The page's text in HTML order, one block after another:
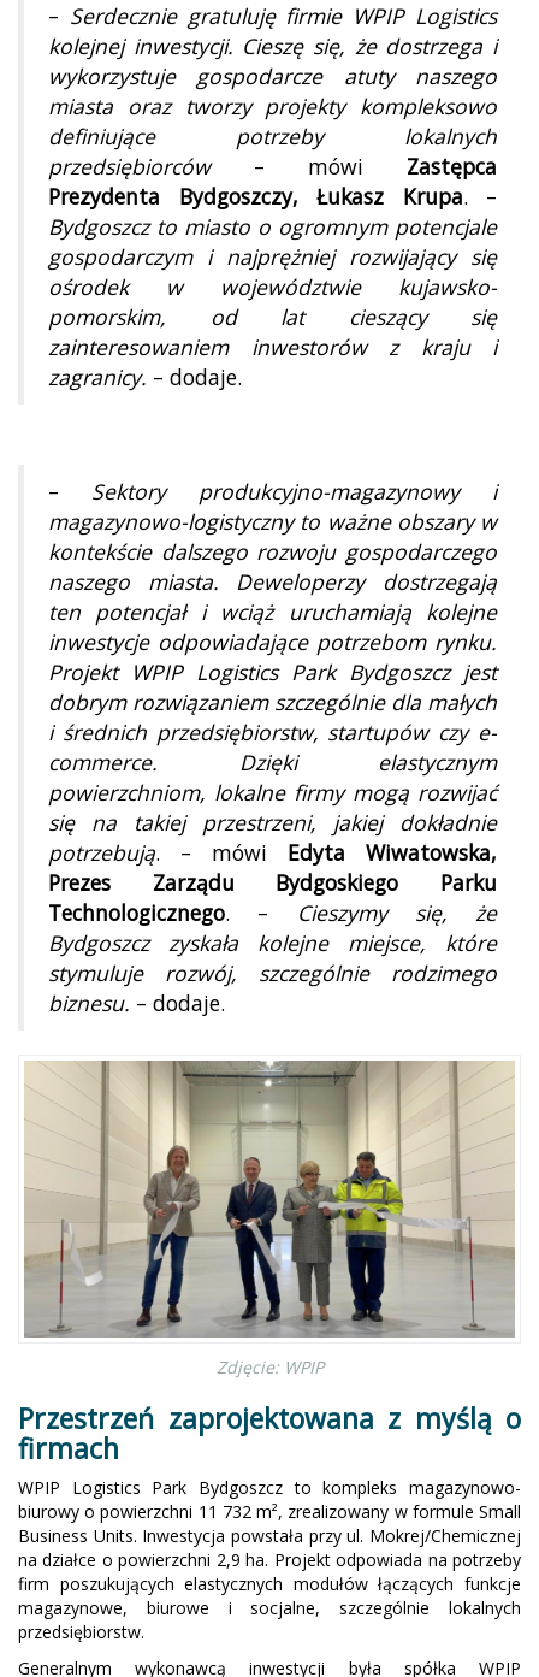
– Serdecznie gratuluję firmie WPIP Logistics
kolejnej inwestycji. Cieszę się, że dostrzega i
wykorzystuje gospodarcze atuty naszego
miasta oraz tworzy projekty kompleksowo
definiujące potrzeby lokalnych
przedsiębiorców– mówi Zastępca
Prezydenta Bydgoszczy, Łukasz Krupa. –
Bydgoszcz to miasto o ogromnym potencjale
gospodarczym i najprężniej rozwijający się
ośrodek w województwie kujawsko-
pomorskim, od lat cieszący się
zainteresowaniem inwestorów z kraju i
zagranicy. – dodaje.
– Sektory produkcyjno-magazynowy i
magazynowo-logistyczny to ważne obszary w
kontekście dalszego rozwoju gospodarczego
naszego miasta. Deweloperzy dostrzegają
ten potencjał i wciąż uruchamiają kolejne
inwestycje odpowiadające potrzebom rynku.
Projekt WPIP Logistics Park Bydgoszcz jest
dobrym rozwiązaniem szczególnie dla małych
i średnich przedsiębiorstw, startupów czy e-
commerce. Dzięki elastycznym
powierzchniom, lokalne firmy mogą rozwijać
się na takiej przestrzeni, jakiej dokładnie
potrzebują. – mówi Edyta Wiwatowska,
Prezes Zarządu Bydgoskiego Parku
Technologicznego. –
Cieszymy się, że
Bydgoszcz zyskała kolejne miejsce, które
stymuluje rozwój, szczególnie rodzimego
biznesu. – dodaje.
Zdjęcie: WPIP
Przestrzeń zaprojektowana z myślą o
firmach
WPIP Logistics Park Bydgoszcz to kompleks magazynowo-
biurowy o powierzchni 11 732 m², zrealizowany w formule Small
Business Units. Inwestycja powstała przy ul. Mokrej/Chemicznej
na działce o powierzchni 2,9 ha. Projekt odpowiada na potrzeby
firm poszukujących elastycznych modułów łączących funkcje
magazynowe, biurowe i socjalne, szczególnie lokalnych
przedsiębiorstw.
Generalnym wykonawcą inwestycji była spółka WPIP